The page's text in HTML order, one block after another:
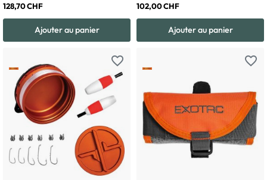
128,70 CHF
Ajouter au panier
102,00 CHF
Ajouter au panier
favorite_border favorite_border